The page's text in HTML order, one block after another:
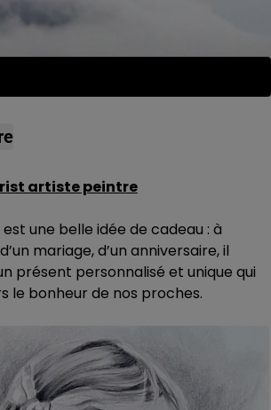
artiste peintre
une belle idée de cadeau : à
mariage, d’un anniversaire, il
présent personnalisé et unique qui
le bonheur de nos proches.